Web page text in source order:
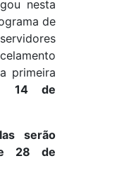
nesta
de
primeira
14 de
serão
28 de